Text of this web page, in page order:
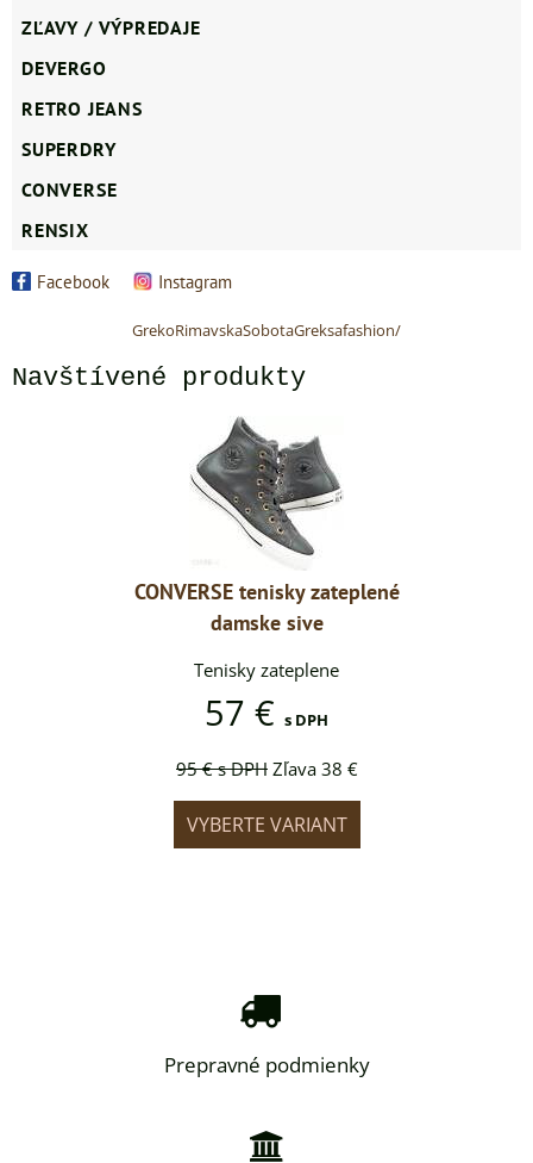
ZĽAVY / VÝPREDAJE
DEVERGO
RETRO JEANS
SUPERDRY
CONVERSE
RENSIX
Facebook Instagram
GrekoRimavskaSobotaGreksafashion/
Navštívené produkty
CONVERSE tenisky zateplené
damske sive
Tenisky zateplene
57 € s DPH
95 €s DPH Zľava 38 €
VYBERTE VARIANT
Prepravné podmienky